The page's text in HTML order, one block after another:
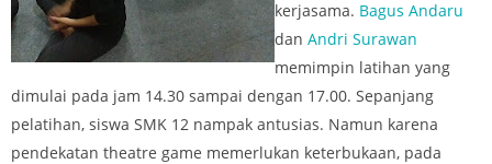
kerjasama. Bagus Andaru
dan Andri Surawan
memimpin latihan yang
dimulai pada jam 14.30 sampai dengan 17.00. Sepanjang
pelatihan, siswa SMK 12 nampak antusias. Namun karena
pendekatan theatre game memerlukan keterbukaan, pada